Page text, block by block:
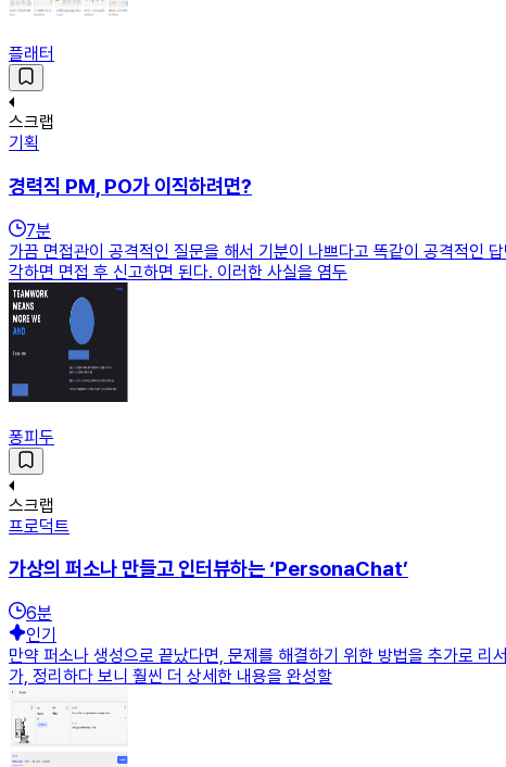
플래터
스크랩
기획
경력직 PM, PO가 이직하려면?
7분
가끔 면접관이 공격적인 질문을 해서 기분이 나쁘다고 똑같이 공격적인
각하면 면접 후 신고하면 된다. 이러한 사실을 염두
퐁피두
스크랩
프로덕트
가상의 퍼소나 만들고 인터뷰하는 ‘PersonaChat’
6분
인기
만약 퍼소나 생성으로 끝났다면, 문제를 해결하기 위한 방법을 추가로
가, 정리하다 보니 훨씬 더 상세한 내용을 완성할